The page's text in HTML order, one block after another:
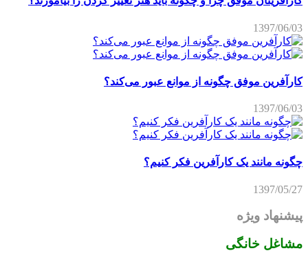
1397/06/03
کارآفرین موفق چگونه از موانع عبور می‌کند؟
1397/06/03
چگونه مانند یک کارآفرین فکر کنیم؟
1397/05/27
پیشنهاد ویژه
مشاغل خانگی